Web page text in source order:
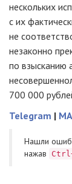
нескольких
с их
не
незаконно
по взысканию
700 000
Telegram |
Нашли
нажав